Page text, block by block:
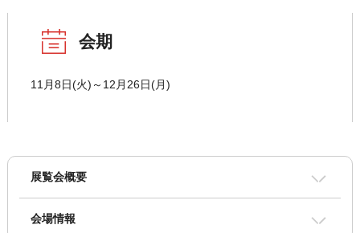
会期
11月8日(火)～12月26日(月)
展覧会概要
会場情報